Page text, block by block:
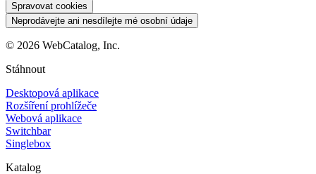
Spravovat cookies
Neprodávejte ani nesdílejte mé osobní údaje
© 2026 WebCatalog, Inc.
Stáhnout
Desktopová aplikace
Rozšíření prohlížeče
Webová aplikace
Switchbar
Singlebox
Katalog